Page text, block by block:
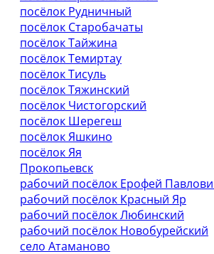
посёлок Рудничный
посёлок Старобачаты
посёлок Тайжина
посёлок Темиртау
посёлок Тисуль
посёлок Тяжинский
посёлок Чистогорский
посёлок Шерегеш
посёлок Яшкино
посёлок Яя
Прокопьевск
рабочий посёлок Ерофей
рабочий посёлок Красный Яр
рабочий посёлок Любинский
рабочий посёлок Новобурейский
село Атаманово